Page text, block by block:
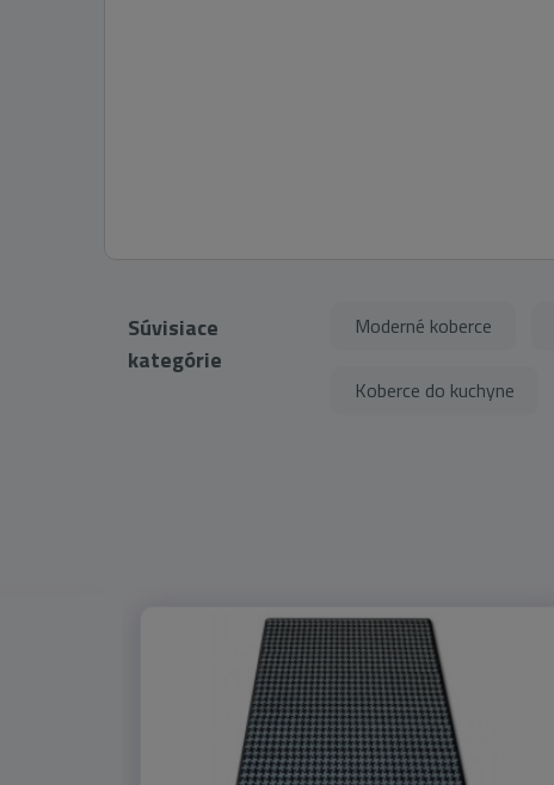
Súvisiace
kategórie
Moderné koberce
Koberce do kuchyne